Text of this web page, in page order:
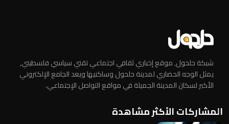
شبكة حلحول, موقع إخباري ثقافي اجتماعي تقني سياسي فلسطيني,
يمثل الوجه الحضاري لمدينة حلحول وساكنيها ويعد الجامع الإلكتروني
الأكبر لسكان المدينة الجميلة في مواقع التواصل الإجتماعي.
المشاركات الأكثر مشاهدة